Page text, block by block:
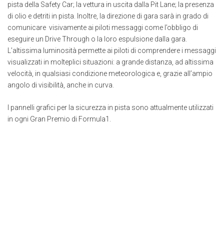
pista della Safety Car; la vettura in uscita dalla Pit Lane; la presenza
di olio e detriti in pista. Inoltre, la direzione di gara sarà in grado di
comunicare visivamente ai piloti messaggi come l’obbligo di
eseguire un Drive Through o la loro espulsione dalla gara.
L’altissima luminosità permette ai piloti di comprendere i messaggi
visualizzati in molteplici situazioni: a grande distanza, ad altissima
velocità, in qualsiasi condizione meteorologica e, grazie all’ampio
angolo di visibilità, anche in curva.
I pannelli grafici per la sicurezza in pista sono attualmente utilizzati
in ogni Gran Premio di Formula1.